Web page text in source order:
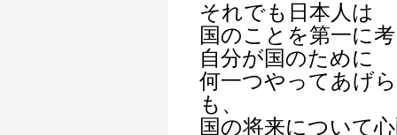
それでも日本人は
国のことを第一に
自分が国のために
何一つやってあげ
も、
国の将来について